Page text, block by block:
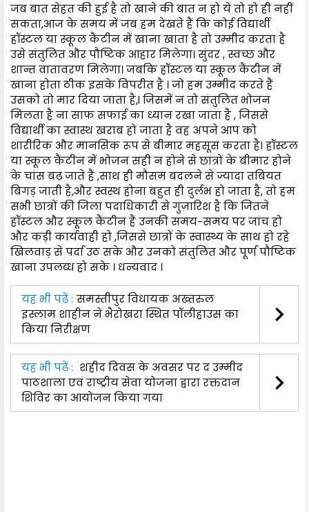
जब बात सेहत की हुई है तो खाने की बात न हो ये तो हो ही नहीं
सकता,आज के समय में जब हम देखते हैं कि कोई विद्यार्थी
हॉस्टल या स्कूल कैंटीन में खाना खाता है तो उम्मीद करता है
उसे संतुलित और पौष्टिक आहार मिलेगा। सुंदर , स्वच्छ और
शान्त वातावरण मिलेगा। जबकि हॉस्टल या स्कूल कैंटीन में
खाना होता ठीक इसके विपरीत है । जो हम उम्मीद करते हैं
उसको तो मार दिया जाता है,l जिसमें न तो संतुलित भोजन
मिलता है ना साफ सफाई का ध्यान रखा जाता है , जिससे
विद्यार्थी का स्वास्थ खराब हो जाता है वह अपने आप को
शारीरिक और मानसिक रूप से बीमार महसूस करता है। हॉस्टल
या स्कूल कैंटीन में भोजन सही न होने से छात्रों के बीमार होने
के चांस बढ़ जाते हैं ,साथ ही मौसम बदलने से ज्यादा तबियत
बिगड़ जाती है,और स्वस्थ होना बहुत ही दुर्लभ हो जाता है, तो हम
सभी छात्रों की जिला पदाधिकारी से गुज़ारिश है कि जितने
हॉस्टल और स्कूल कैंटीन हैं उनकी समय-समय पर जांच हो
और कड़ी कार्यवाही हो ,जिससे छात्रों के स्वास्थ्य के साथ हो रहे
खिलवाड़ से पर्दा उठ सके और उनको संतुलित और पूर्ण पौष्टिक
खाना उपलब्ध हो सके । धन्यवाद ।
यह भी पढ़ें : समस्तीपुर विधायक अख्तरुल
इस्लाम शाहीन ने भैरोखरा स्थित पॉलीहाउस का
किया निरीक्षण
यह भी पढ़ें : शहीद दिवस के अवसर पर द उम्मीद
पाठशाला एवं राष्ट्रीय सेवा योजना द्वारा रक्तदान
शिविर का आयोजन किया गया